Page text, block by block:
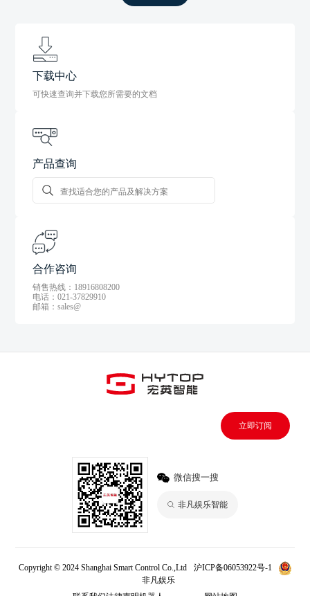
下载中心
可快速查询并下载您所需要的文档
产品查询
合作咨询
销售热线：18916808200
电话：021-37829910
邮箱：sales@
立即订阅
微信搜一搜
非凡娱乐智能
Copyright © 2024 Shanghai Smart Control Co.,Ltd
沪ICP备06053922号-1
非凡娱乐